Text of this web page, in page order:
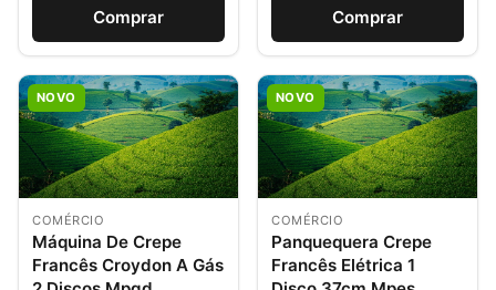
Comprar Comprar
NOVO
COMÉRCIO
Máquina De Crepe
Francês Croydon A Gás
NOVO
COMÉRCIO
Panquequera Crepe
Francês Elétrica 1